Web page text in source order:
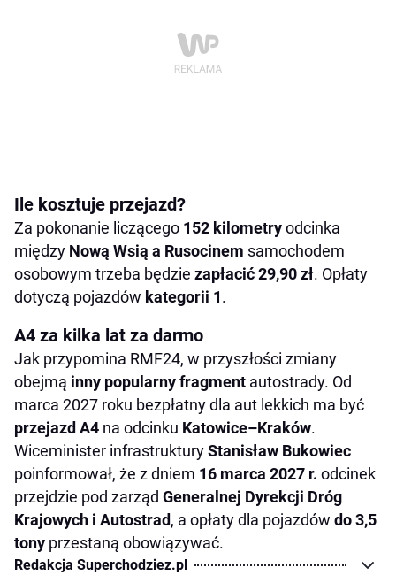
Ile kosztuje przejazd?
Za pokonanie liczącego 152 kilometryodcinka
między Nową Wsią a Rusocinem samochodem
osobowym trzeba będzie zapłacić 29,90 zł. Opłaty
dotyczą pojazdów kategorii 1.
A4 za kilka lat za darmo
Jak przypomina RMF24, w przyszłości zmiany
obejmą inny popularny fragment autostrady. Od
marca 2027 roku bezpłatny dla aut lekkich ma być
przejazd A4 na odcinku Katowice–Kraków.
Wiceminister infrastrukturyStanisław Bukowiec
poinformował, że z dniem 16 marca 2027 r. odcinek
przejdzie pod zarząd Generalnej Dyrekcji Dróg
Krajowych i Autostrad, a opłaty dla pojazdów do 3,5
tony przestaną obowiązywać.
Redakcja Superchodziez.pl